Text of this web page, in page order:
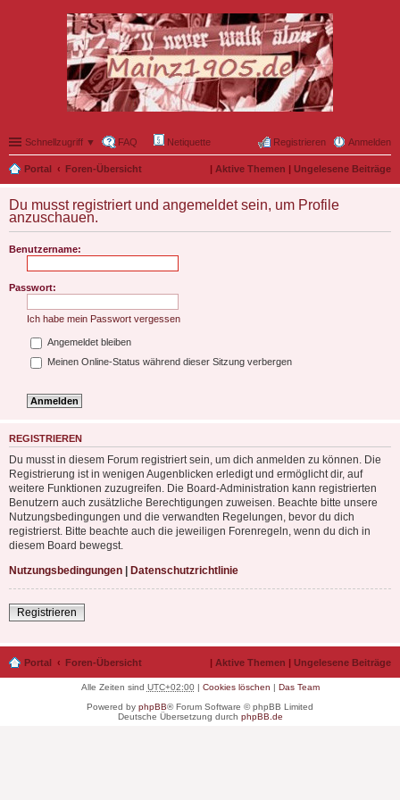
Schnellzugriff ▼ FAQ Netiquette Anmelden
Registrieren
Portal Foren-Übersicht | Aktive Themen | Ungelesene Beiträge
Du musst registriert und angemeldet sein, um Profile
anzuschauen.
Benutzername:
Passwort:
Ich habe mein Passwort vergessen
Angemeldet bleiben
Meinen Online-Status während dieser Sitzung verbergen
REGISTRIEREN
Du musst in diesem Forum registriert sein, um dich anmelden zu können. Die
Registrierung ist in wenigen Augenblicken erledigt und ermöglicht dir, auf
weitere Funktionen zuzugreifen. Die Board-Administration kann registrierten
Benutzern auch zusätzliche Berechtigungen zuweisen. Beachte bitte unsere
Nutzungsbedingungen und die verwandten Regelungen, bevor du dich
registrierst. Bitte beachte auch die jeweiligen Forenregeln, wenn du dich in
diesem Board bewegst.
Nutzungsbedingungen | Datenschutzrichtlinie
Registrieren
Portal Foren-Übersicht | Aktive Themen | Ungelesene Beiträge
Alle Zeiten sind UTC+02:00| Cookies löschen | Das Team
Powered by phpBB® Forum Software © phpBB Limited
Deutsche Übersetzung durch phpBB.de